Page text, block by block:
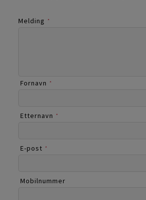
Melding *
Fornavn *
Etternavn *
E-post *
Mobilnummer